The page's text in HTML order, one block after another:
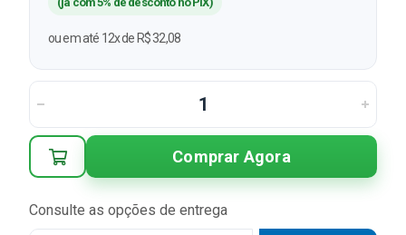
ou em até 12x de R$ 32,08
Comprar Agora
Consulte as opções de entrega